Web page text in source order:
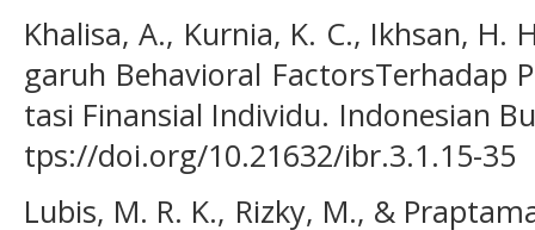
Khalisa, A., Kurnia, K. C., Ikhsan, H.
garuh Behavioral FactorsTerhadap
tasi Finansial Individu. Indonesian
tps://doi.org/10.21632/ibr.3.1.15-35
Lubis, M. R. K., Rizky, M., &